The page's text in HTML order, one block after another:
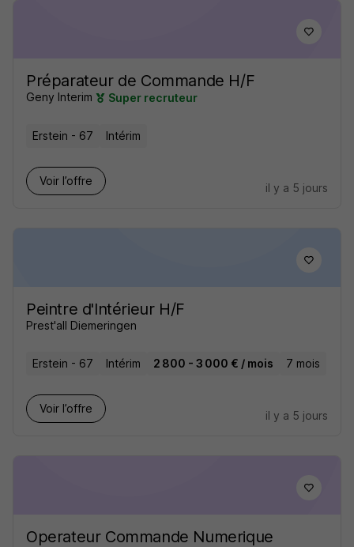
Préparateur de Commande H/F
Geny Interim Super recruteur
Erstein - 67 Intérim
Voir l’offre
il y a 5 jours
Peintre d'Intérieur H/F
Prest'all Diemeringen
Erstein - 67 Intérim 2 800 - 3 000 € / mois 7 mois
Voir l’offre
il y a 5 jours
Operateur Commande Numerique